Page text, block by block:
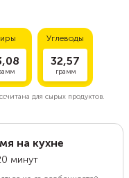
Углеводы
32,57
грамм
для сырых продуктов.
на кухне
минут